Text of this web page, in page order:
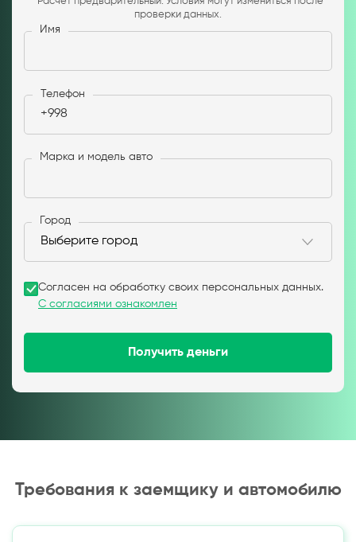
проверки данных.
Имя
Телефон
+998
Марка и модель авто
Город
Согласен на обработку своих персональных данных.
С согласиями ознакомлен
Получить деньги
Требования к заемщику и автомобилю